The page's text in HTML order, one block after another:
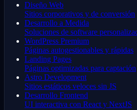
Diseño Web
Sitios corporativos y de conversión
Desarrollo a Medida
Soluciones de software
WordPress Premium
Páginas autogestionables y rápidas
Landing Pages
Páginas optimizadas para captación
Astro Development
Sitios estáticos veloces sin JS
Desarrollo Frontend
UI interactiva con React y NextJS